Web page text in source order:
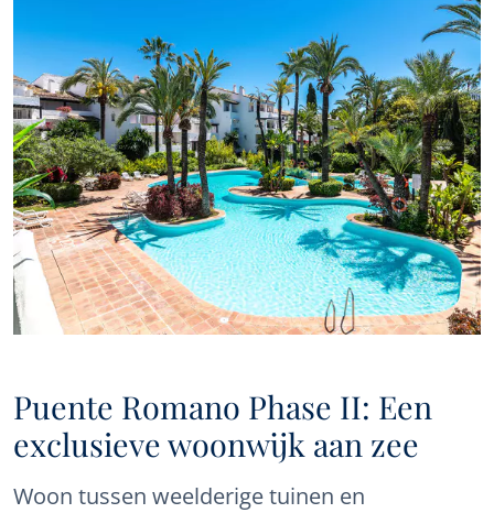
Puente Romano Phase II: Een
exclusieve woonwijk aan zee
Woon tussen weelderige tuinen en